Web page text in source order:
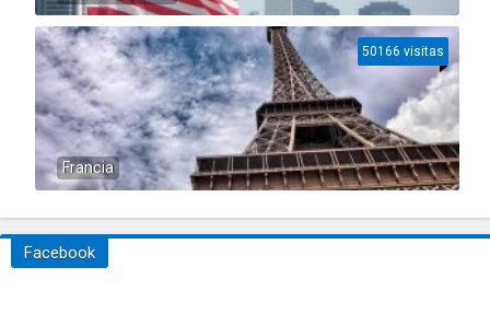
Francia
50166 visitas
Facebook